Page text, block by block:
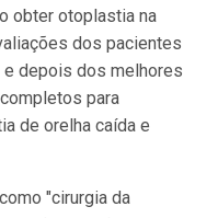
obter otoplastia na
dos pacientes
depois dos melhores
para
de orelha caída e
"cirurgia da